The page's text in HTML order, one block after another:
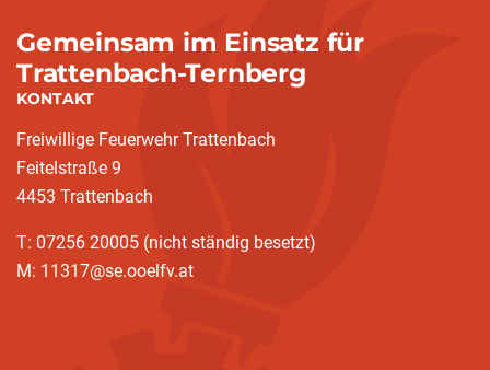
Gemeinsam im Einsatz für
Trattenbach-Ternberg
KONTAKT
Freiwillige Feuerwehr Trattenbach
Feitelstraße 9
4453 Trattenbach
T: 07256 20005 (nicht ständig besetzt)
M: 11317@se.ooelfv.at